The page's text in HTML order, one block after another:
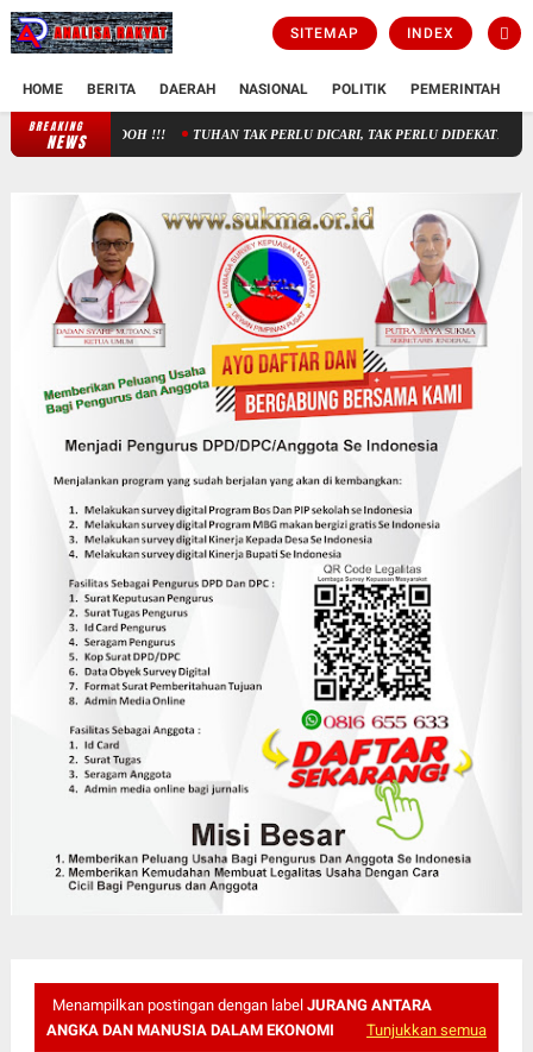
SITEMAP INDEX
HOME BERITA DAERAH NASIONAL POLITIK PEMERINTAH
BREAKING
NEWS TUHAN TAK PERLU DICARI, TAK PERLU DIDEKATI USIA
Menampilkan postingan dengan label JURANG ANTARA
ANGKA DAN MANUSIA DALAM EKONOMI
Tunjukkan semua